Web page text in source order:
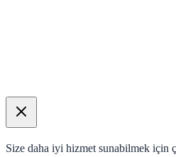
Size daha iyi hizmet sunabilmek için